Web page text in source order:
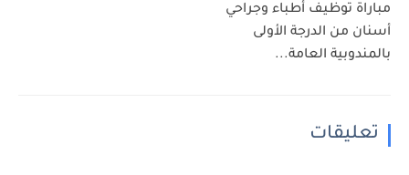
مباراة توظيف أطباء وجراحي
أسنان من الدرجة الأولى
بالمندوبية العامة...
تعليقات